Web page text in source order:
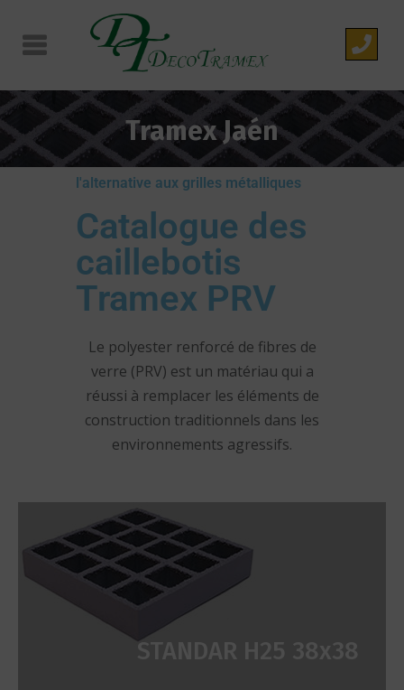
Tramex Jaén
l'alternative aux grilles métalliques
Catalogue des
caillebotis
Tramex PRV
Le polyester renforcé de fibres de
verre (PRV) est un matériau qui a
réussi à remplacer les éléments de
construction traditionnels dans les
environnements agressifs.
STANDAR H25 38x38